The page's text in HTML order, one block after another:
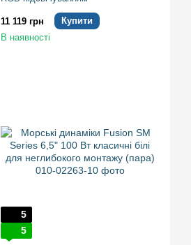
11 119 грн
Купити
В наявності
5
5